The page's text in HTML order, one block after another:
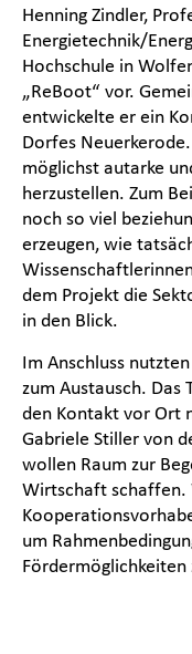
Henning Zindler,
Energietechnik/
Hochschule in
„ReBoot“ vor.
entwickelte er ein
Dorfes
möglichst autarke
herzustellen. Zum
noch so viel
erzeugen, wie
dem Projekt die
in den Blick.
Im Anschluss
zum Austausch.
den Kontakt vor Ort
Gabriele Stiller von
wollen Raum zur
Wirtschaft schaffen.
um
Fördermöglichkeiten